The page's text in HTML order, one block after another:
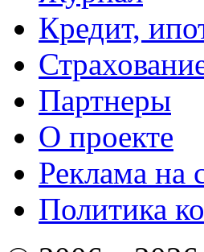
Кредит,
Партнеры
O проекте
Реклама на
Политика